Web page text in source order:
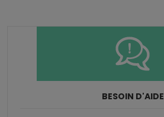
BESOIN D'AIDE